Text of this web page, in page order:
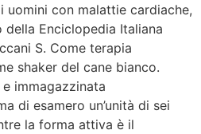
uomini con malattie cardiache,
Enciclopedia Italiana
S. Come terapia
shaker del cane bianco.
e immagazzinata
di esamero un’unità di sei
la forma attiva è il